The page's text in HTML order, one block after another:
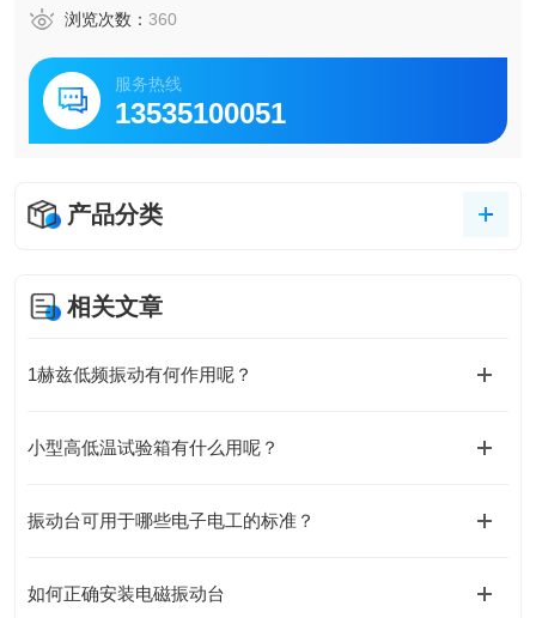
浏览次数： 360
服务热线
13535100051
产品分类
相关文章
1赫兹低频振动有何作用呢？
小型高低温试验箱有什么用呢？
振动台可用于哪些电子电工的标准？
如何正确安装电磁振动台